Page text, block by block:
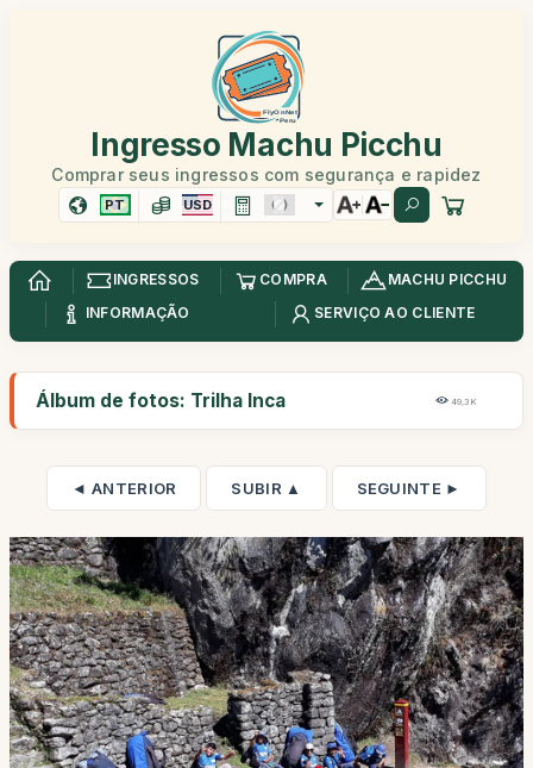
Ingresso Machu Picchu
Comprar seus ingressos com segurança e rapidez
PT USD
INGRESSOS COMPRA
MACHU PICCHU
INFORMAÇÃO
SERVIÇO AO CLIENTE
Álbum de fotos: Trilha Inca 49,3K
◄ ANTERIOR SUBIR ▲ SEGUINTE ►